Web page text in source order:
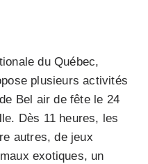
du Québec,
plusieurs activités
Bel air de fête le 24
Dès 11 heures, les
autres, de jeux
exotiques, un